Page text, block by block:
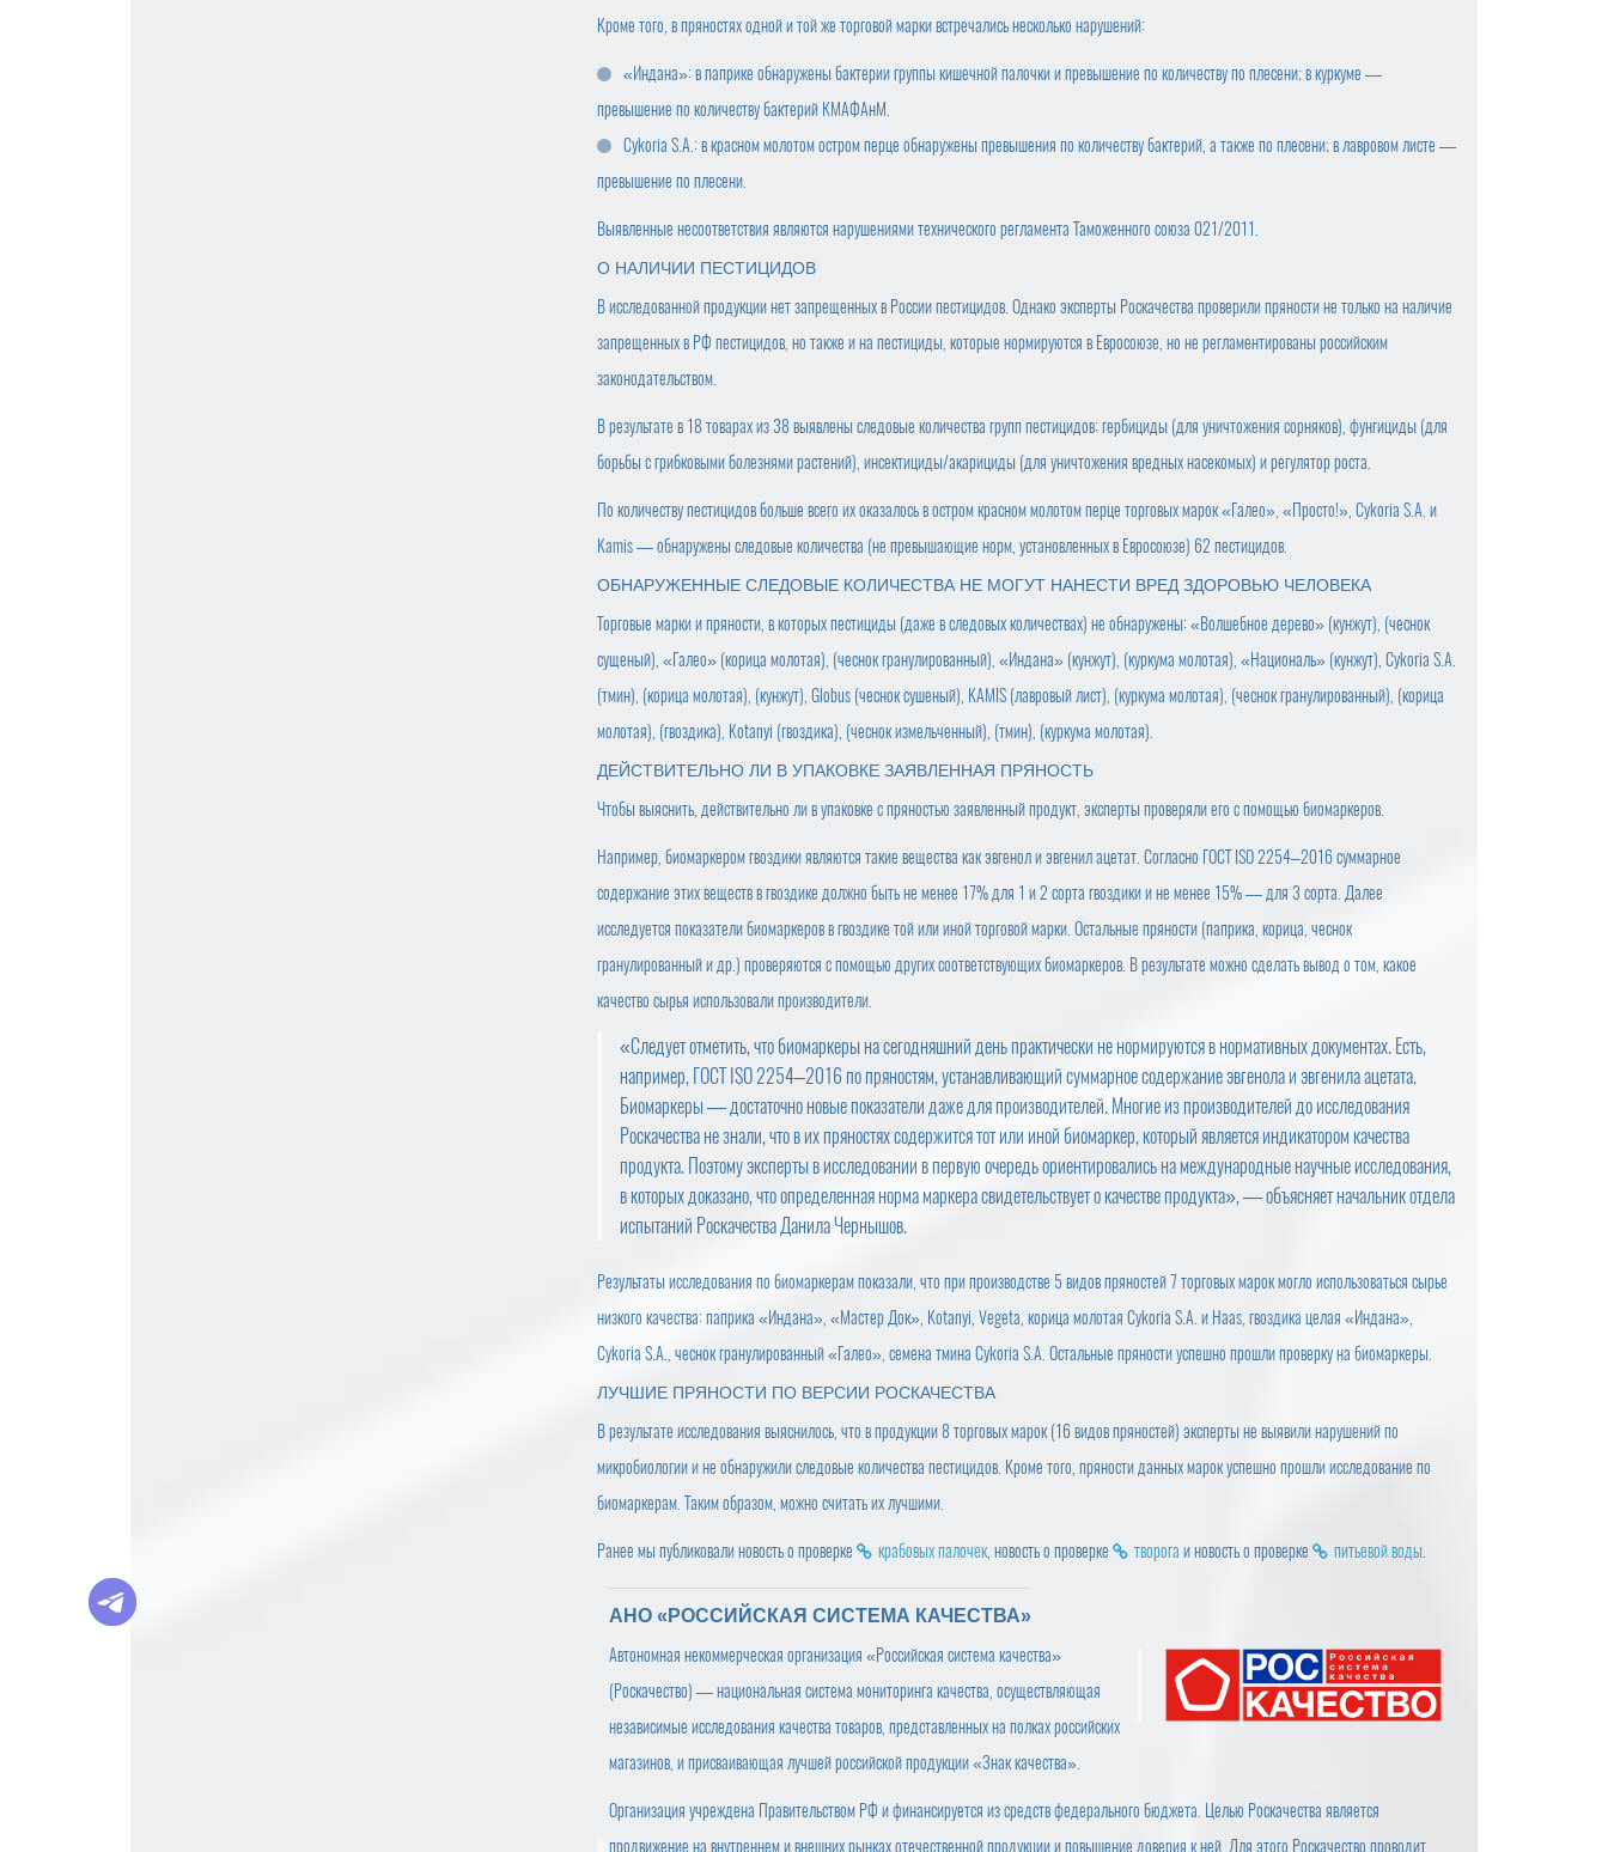
Кроме того, в пряностях одной и той же торговой марки встречались несколько нарушений:
«Индана»: в паприке обнаружены бактерии группы кишечной палочки и превышение по количеству по плесени; в куркуме —
превышение по количеству бактерий КМАФАнМ.
Cykoria S.A.: в красном молотом остром перце обнаружены превышения по количеству бактерий, а также по плесени; в лавровом листе —
превышение по плесени.
Выявленные несоответствия являются нарушениями технического регламента Таможенного союза 021/2011.
О НАЛИЧИИ ПЕСТИЦИДОВ
В исследованной продукции нет запрещенных в России пестицидов. Однако эксперты Роскачества проверили пряности не только на наличие
запрещенных в РФ пестицидов, но также и на пестициды, которые нормируются в Евросоюзе, но не регламентированы российским
законодательством.
В результате в 18 товарах из 38 выявлены следовые количества групп пестицидов: гербициды (для уничтожения сорняков), фунгициды (для
борьбы с грибковыми болезнями растений), инсектициды/акарициды (для уничтожения вредных насекомых) и регулятор роста.
По количеству пестицидов больше всего их оказалось в остром красном молотом перце торговых марок «Галео», «Просто!», Cykoria S.A. и
Kamis — обнаружены следовые количества (не превышающие норм, установленных в Евросоюзе) 62 пестицидов.
ОБНАРУЖЕННЫЕ СЛЕДОВЫЕ КОЛИЧЕСТВА НЕ МОГУТ НАНЕСТИ ВРЕД ЗДОРОВЬЮ ЧЕЛОВЕКА
Торговые марки и пряности, в которых пестициды (даже в следовых количествах) не обнаружены: «Волшебное дерево» (кунжут), (чеснок
сущеный), «Галео» (корица молотая), (чеснок гранулированный), «Индана» (кунжут), (куркума молотая), «Националь» (кунжут), Cykoria S.A.
(тмин), (корица молотая), (кунжут), Globus (чеснок сушеный), KAMIS (лавровый лист), (куркума молотая), (чеснок гранулированный), (корица
молотая), (гвоздика), Kotanyi (гвоздика), (чеснок измельченный), (тмин), (куркума молотая).
ДЕЙСТВИТЕЛЬНО ЛИ В УПАКОВКЕ ЗАЯВЛЕННАЯ ПРЯНОСТЬ
Чтобы выяснить, действительно ли в упаковке с пряностью заявленный продукт, эксперты проверяли его с помощью биомаркеров.
Например, биомаркером гвоздики являются такие вещества как эвгенол и эвгенил ацетат. Согласно ГОСТ ISO 2254–2016 суммарное
содержание этих веществ в гвоздике должно быть не менее 17% для 1 и 2 сорта гвоздики и не менее 15% — для 3 сорта. Далее
исследуется показатели биомаркеров в гвоздике той или иной торговой марки. Остальные пряности (паприка, корица, чеснок
гранулированный и др.) проверяются с помощью других соответствующих биомаркеров. В результате можно сделать вывод о том, какое
качество сырья использовали производители.
«Следует отметить, что биомаркеры на сегодняшний день практически не нормируются в нормативных документах. Есть,
например, ГОСТ ISO 2254–2016 по пряностям, устанавливающий суммарное содержание эвгенола и эвгенила ацетата.
Биомаркеры — достаточно новые показатели даже для производителей. Многие из производителей до исследования
Роскачества не знали, что в их пряностях содержится тот или иной биомаркер, который является индикатором качества
продукта. Поэтому эксперты в исследовании в первую очередь ориентировались на международные научные исследования,
в которых доказано, что определенная норма маркера свидетельствует о качестве продукта», — объясняет начальник отдела
испытаний Роскачества Данила Чернышов.
Результаты исследования по биомаркерам показали, что при производстве 5 видов пряностей 7 торговых марок могло использоваться сырье
низкого качества: паприка «Индана», «Мастер Док», Kotanyi, Vegeta, корица молотая Cykoria S.A. и Haas, гвоздика целая «Индана»,
Cykoria S.A., чеснок гранулированный «Галео», семена тмина Cykoria S.A. Остальные пряности успешно прошли проверку на биомаркеры.
ЛУЧШИЕ ПРЯНОСТИ ПО ВЕРСИИ РОСКАЧЕСТВА
В результате исследования выяснилось, что в продукции 8 торговых марок (16 видов пряностей) эксперты не выявили нарушений по
микробиологии и не обнаружили следовые количества пестицидов. Кроме того, пряности данных марок успешно прошли исследование по
биомаркерам. Таким образом, можно считать их лучшими.
Ранее мы публиковали новость о проверке крабовых палочек, новость о проверке творога и новость о проверке питьевой воды.
АНО «РОССИЙСКАЯ СИСТЕМА КАЧЕСТВА»
Автономная некоммерческая организация «Российская система качества»
(Роскачество) — национальная система мониторинга качества, осуществляющая
независимые исследования качества товаров, представленных на полках российских
магазинов, и присваивающая лучшей российской продукции «Знак качества».
Организация учреждена Правительством РФ и финансируется из средств федерального бюджета. Целью Роскачества является
продвижение на внутреннем и внешних рынках отечественной продукции и повышение доверия к ней. Для этого Роскачество проводит